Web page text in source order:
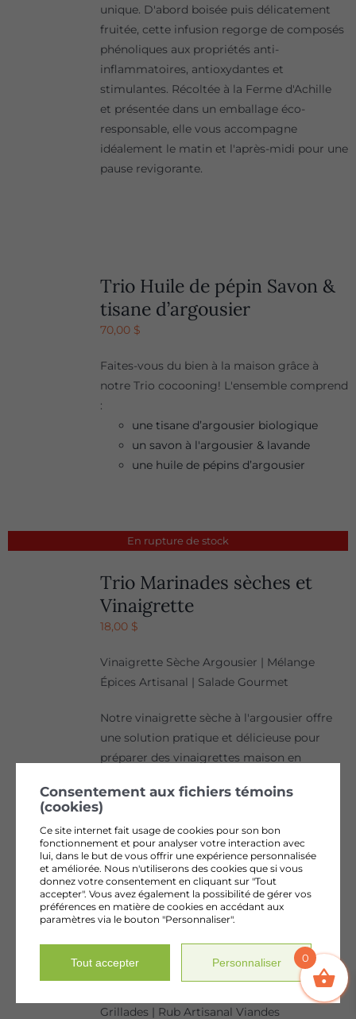
unique. D'abord boisée puis délicatement
fruitée, cette infusion regorge de composés
phénoliques aux propriétés anti-
inflammatoires, antioxydantes et
stimulantes. Récoltée à la Ferme d'Achille
et présentée dans un emballage éco-
responsable, elle vous accompagne
idéalement le matin et l'après-midi pour une
pause revigorante.
Trio Huile de pépin Savon &
tisane d’argousier
70,00 $
Faites-vous du bien à la maison grâce à
notre Trio cocooning! L'ensemble comprend
:
une tisane d’argousier biologique
un savon à l'argousier & lavande
une huile de pépins d’argousier
En rupture de stock
Trio Marinades sèches et
Vinaigrette
18,00 $
Vinaigrette Sèche Argousier | Mélange
Épices Artisanal | Salade Gourmet
Notre vinaigrette sèche à l'argousier offre
une solution pratique et délicieuse pour
préparer des vinaigrettes maison en
artisanal associe l'argousier nordique aux
notes de poivre, curcuma, moutarde et ail
pour créer des vinaigrettes équilibrées et
savoureuses. Fabriqué à la ferme en petits
lots, ce mélange de 45g transforme
instantanément huile et vinaigre en une
vinaigrette gourmet. Idéal pour les
simple mais raffinée.
Marinade Sèche Argousier Cumin | Épices
Grillades | Rub Artisanal Viandes
Consentement aux fichiers témoins
(cookies)
Ce site internet fait usage de cookies pour son bon
fonctionnement et pour analyser votre interaction avec
lui, dans le but de vous offrir une expérience personnalisée
et améliorée. Nous n'utiliserons des cookies que si vous
donnez votre consentement en cliquant sur "Tout
accepter". Vous avez également la possibilité de gérer vos
préférences en matière de cookies en accédant aux
paramètres via le bouton "Personnaliser".
Tout accepter Personnaliser 0